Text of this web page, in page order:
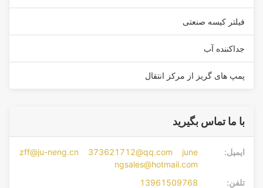
فیلتر کیسه صنعتی
جداکننده آب
پمپ های گریز از مرکز انتقال
با ما تماس بگیرید
ایمیل:
zff@ju-neng.cn 373621712@qq.com june
ngsales@hotmail.com
تلفن:
13961509768